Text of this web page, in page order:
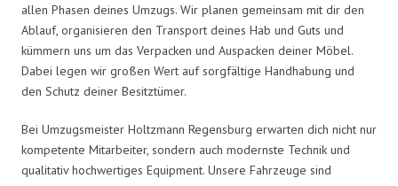
allen Phasen deines Umzugs. Wir planen gemeinsam mit dir den
Ablauf, organisieren den Transport deines Hab und Guts und
kümmern uns um das Verpacken und Auspacken deiner Möbel.
Dabei legen wir großen Wert auf sorgfältige Handhabung und
den Schutz deiner Besitztümer.
Bei Umzugsmeister Holtzmann Regensburg erwarten dich nicht nur
kompetente Mitarbeiter, sondern auch modernste Technik und
qualitativ hochwertiges Equipment. Unsere Fahrzeuge sind